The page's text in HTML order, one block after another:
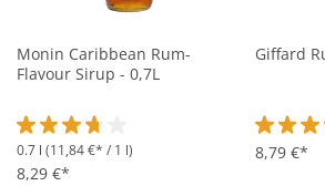
Monin Caribbean Rum-
Flavour Sirup - 0,7L
Durchschnittliche Bewertung von 3.7
0.7 l (11,84 €* / 1 l)
8,29 €*
Giffard
8,79 €*